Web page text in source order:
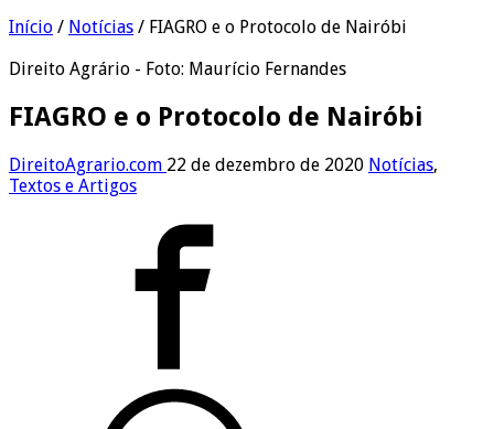
Início / Notícias / FIAGRO e o Protocolo de Nairóbi
Direito Agrário - Foto: Maurício Fernandes
FIAGRO e o Protocolo de Nairóbi
DireitoAgrario.com 22 de dezembro de 2020 Notícias,
Textos e Artigos